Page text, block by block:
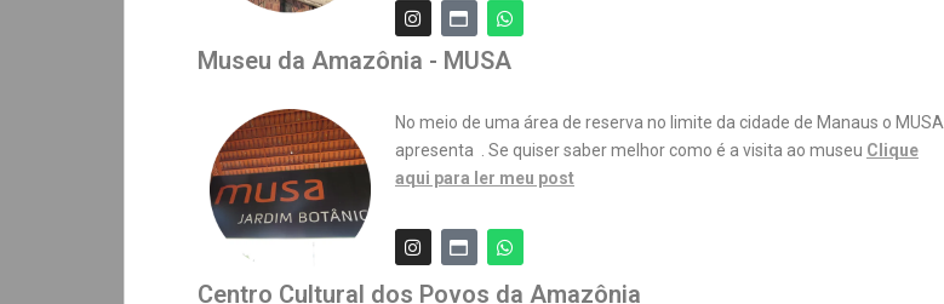
Museu da Amazônia - MUSA
No meio de uma área de reserva no limite da cidade de Manaus o MUSA
apresenta . Se quiser saber melhor como é a visita ao museu Clique
aqui para ler meu post
Centro Cultural dos Povos da Amazônia